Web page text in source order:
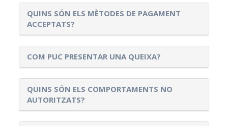
QUINS SÓN ELS MÈTODES DE PAGAMENT
ACCEPTATS?
COM PUC PRESENTAR UNA QUEIXA?
QUINS SÓN ELS COMPORTAMENTS NO
AUTORITZATS?